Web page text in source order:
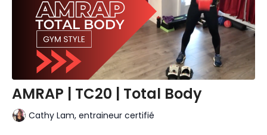
AMRAP | TC20 | Total Body
Cathy Lam, entraineur certifié